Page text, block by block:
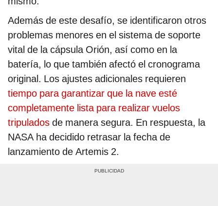
Además de este desafío, se identificaron otros
problemas menores en el sistema de soporte
vital de la cápsula Orión, así como en la
batería, lo que también afectó el cronograma
original. Los ajustes adicionales requieren
tiempo para garantizar que la nave esté
completamente lista para realizar vuelos
tripulados de manera segura. En respuesta, la
NASA ha decidido retrasar la fecha de
lanzamiento de Artemis 2.